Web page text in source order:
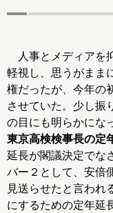
人事とメディアを
軽視し、思うがまま
権だったが、今年の
させていた。少し振
の目にも明らかにな
東京高検検事長の定
延長が閣議決定でな
バー２として、安倍
見送らせたと言われ
にするための定年延